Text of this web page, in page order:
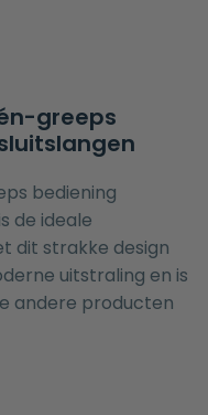
greeps
bediening
de ideale
dit strakke design
uitstraling en is
andere producten